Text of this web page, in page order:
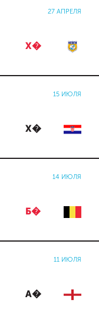
27 АПРЕЛЯ
Х�
15 ИЮЛЯ
Х�
14 ИЮЛЯ
Б�
11 ИЮЛЯ
А�